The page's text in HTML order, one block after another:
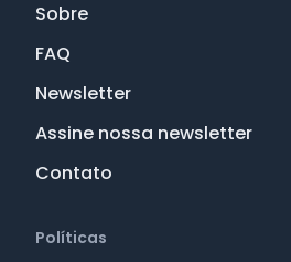
Sobre
FAQ
Newsletter
Assine nossa newsletter
Contato
Políticas